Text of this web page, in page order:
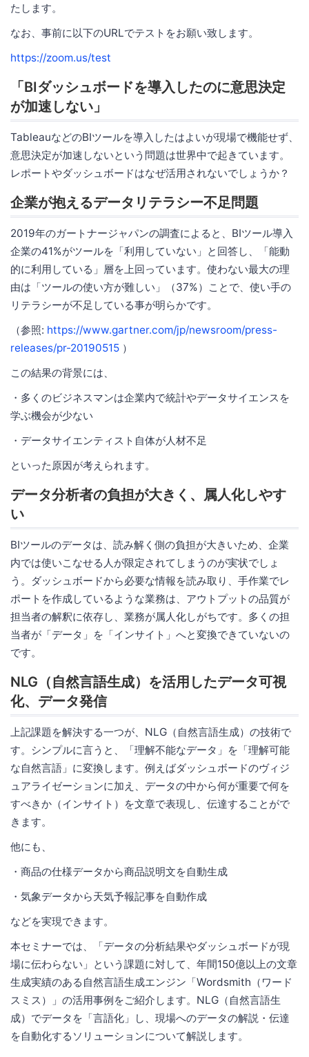
たします。
なお、事前に以下のURLでテストをお願い致します。
https://zoom.us/test
「BIダッシュボードを導入したのに意思決定
が加速しない」
TableauなどのBIツールを導入したはよいが現場で機能せず、
意思決定が加速しないという問題は世界中で起きています。
レポートやダッシュボードはなぜ活用されないでしょうか？
企業が抱えるデータリテラシー不足問題
2019年のガートナージャパンの調査によると、BIツール導入
企業の41%がツールを「利用していない」と回答し、「能動
的に利用している」層を上回っています。使わない最大の理
由は「ツールの使い方が難しい」（37%）ことで、使い手の
リテラシーが不足している事が明らかです。
（参照: https://www.gartner.com/jp/newsroom/press-
releases/pr-20190515 ）
この結果の背景には、
・多くのビジネスマンは企業内で統計やデータサイエンスを
学ぶ機会が少ない
・データサイエンティスト自体が人材不足
といった原因が考えられます。
データ分析者の負担が大きく、属人化しやす
い
BIツールのデータは、読み解く側の負担が大きいため、企業
内では使いこなせる人が限定されてしまうのが実状でしょ
う。ダッシュボードから必要な情報を読み取り、手作業でレ
ポートを作成しているような業務は、アウトプットの品質が
担当者の解釈に依存し、業務が属人化しがちです。多くの担
当者が「データ」を「インサイト」へと変換できていないの
です。
NLG（自然言語生成）を活用したデータ可視
化、データ発信
上記課題を解決する一つが、NLG（自然言語生成）の技術で
す。シンプルに言うと、「理解不能なデータ」を「理解可能
な自然言語」に変換します。例えばダッシュボードのヴィジ
ュアライゼーションに加え、データの中から何が重要で何を
すべきか（インサイト）を文章で表現し、伝達することがで
きます。
他にも、
・商品の仕様データから商品説明文を自動生成
・気象データから天気予報記事を自動作成
などを実現できます。
本セミナーでは、「データの分析結果やダッシュボードが現
場に伝わらない」という課題に対して、年間150億以上の文章
生成実績のある自然言語生成エンジン「Wordsmith（ワード
スミス）」の活用事例をご紹介します。NLG（自然言語生
成）でデータを「言語化」し、現場へのデータの解説・伝達
を自動化するソリューションについて解説します。